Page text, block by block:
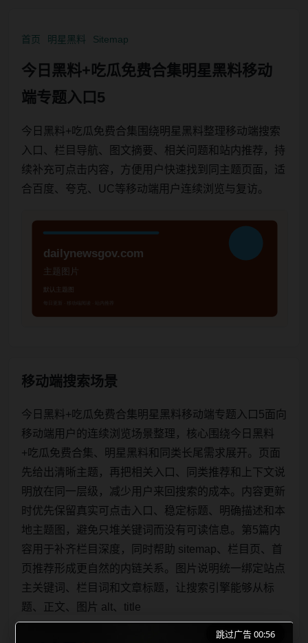
首页 明星黑料 Sitemap
今日黑料+吃瓜免费合集明星黑料移动
端专题入口5
今日黑料+吃瓜免费合集围绕明星黑料整理移动端搜索
入口、栏目导航、图文摘要、相关问题和站内推荐，持
续补充可点击内容，方便用户快速找到同主题页面，适
合百度、夸克、UC等移动端用户连续浏览与复访。
移动端搜索场景
今日黑料+吃瓜免费合集明星黑料移动端专题入口5面向
移动端用户的连续浏览场景整理，核心围绕今日黑料
+吃瓜免费合集、明星黑料和同类长尾需求展开。页面
先给出清晰主题，再把相关入口、同类推荐和上下文说
明放在同一层级，减少用户来回搜索的成本。内容更新
时优先保留真实可点击入口、稳定标题、明确描述和本
地主题图，避免只堆关键词而没有可读信息。第5篇内
容用于补齐栏目深度，同时帮助 sitemap、栏目页、首
页推荐形成更自然的内链关系。图片说明统一绑定站点
主关键词、栏目词和文章标题，让搜索引擎能够从标
题、正文、图片 alt、title
跳过广告 00:56